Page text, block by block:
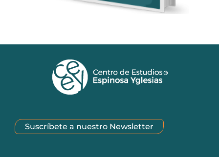
Suscríbete a nuestro Newsletter